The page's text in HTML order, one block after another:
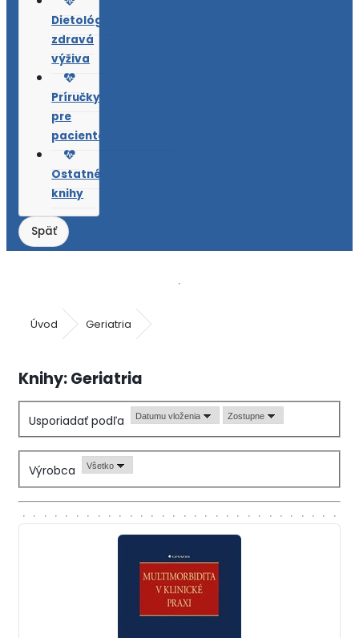
Dietológia,
zdravá
výživa
Príručky
pre
pacientov,rodičov
Ostatné
knihy
Úvod Geriatria
Knihy: Geriatria
Usporiadať podľa Datumu vloženia Zostupne
Výrobca Všetko